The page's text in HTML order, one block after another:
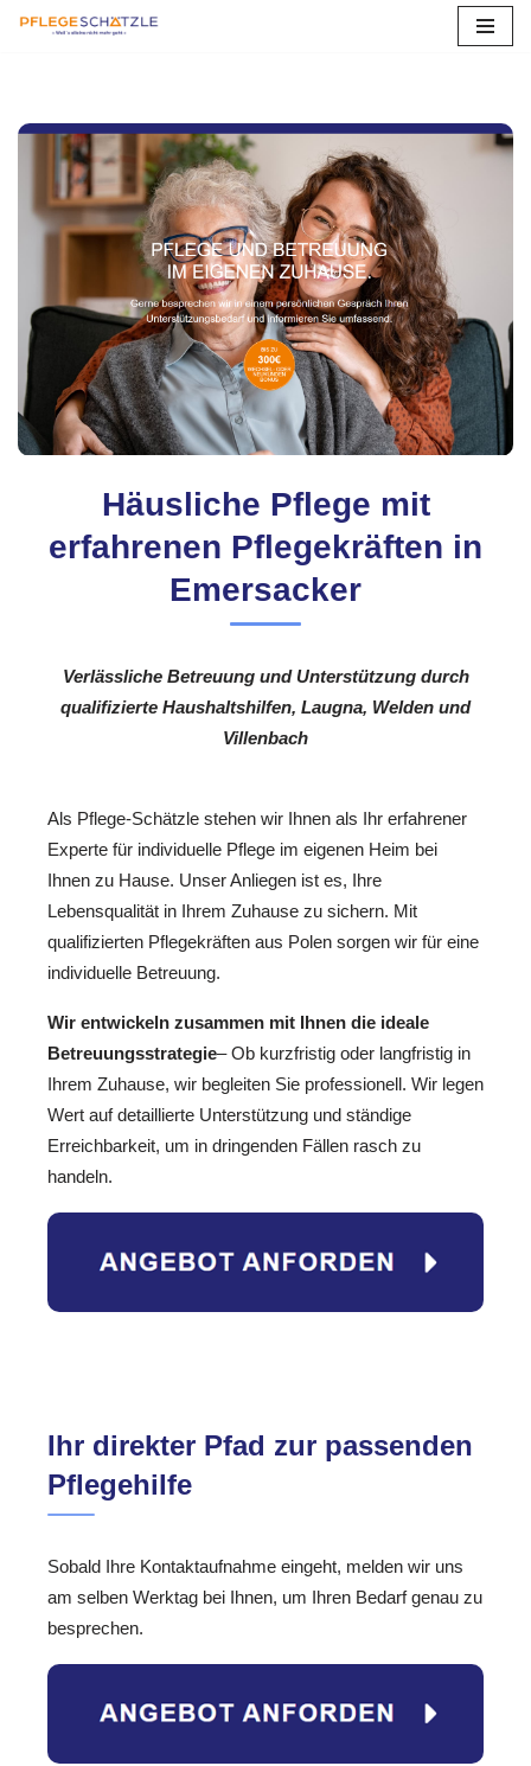
springen
Häusliche Pflege mit
erfahrenen Pflegekräften in
Emersacker
Verlässliche Betreuung und Unterstützung durch
qualifizierte Haushaltshilfen, Laugna, Welden und
Villenbach
Als Pflege-Schätzle stehen wir Ihnen als Ihr erfahrener
Experte für individuelle Pflege im eigenen Heim bei
Ihnen zu Hause. Unser Anliegen ist es, Ihre
Lebensqualität in Ihrem Zuhause zu sichern. Mit
qualifizierten Pflegekräften aus Polen sorgen wir für eine
individuelle Betreuung.
Wir entwickeln zusammen mit Ihnen die ideale
Betreuungsstrategie– Ob kurzfristig oder langfristig in
Ihrem Zuhause, wir begleiten Sie professionell. Wir legen
Wert auf detaillierte Unterstützung und ständige
Erreichbarkeit, um in dringenden Fällen rasch zu
handeln.
Ihr direkter Pfad zur passenden
Pflegehilfe
Sobald Ihre Kontaktaufnahme eingeht, melden wir uns
am selben Werktag bei Ihnen, um Ihren Bedarf genau zu
besprechen.